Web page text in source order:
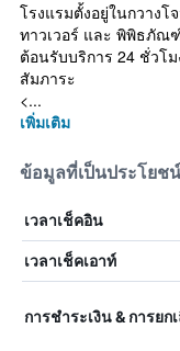
โรงแรมตั้งอยู่ในกวางโ
ทาวเวอร์ และ พิพิธภัณ
ต้อนรับบริการ 24 ชั่วโ
สัมภาระ
<...
เพิ่มเติม
ข้อมูลที่เป็นประโยชน์
เวลาเช็คอิน
เวลาเช็คเอาท์
การชำระเงิน & การยก